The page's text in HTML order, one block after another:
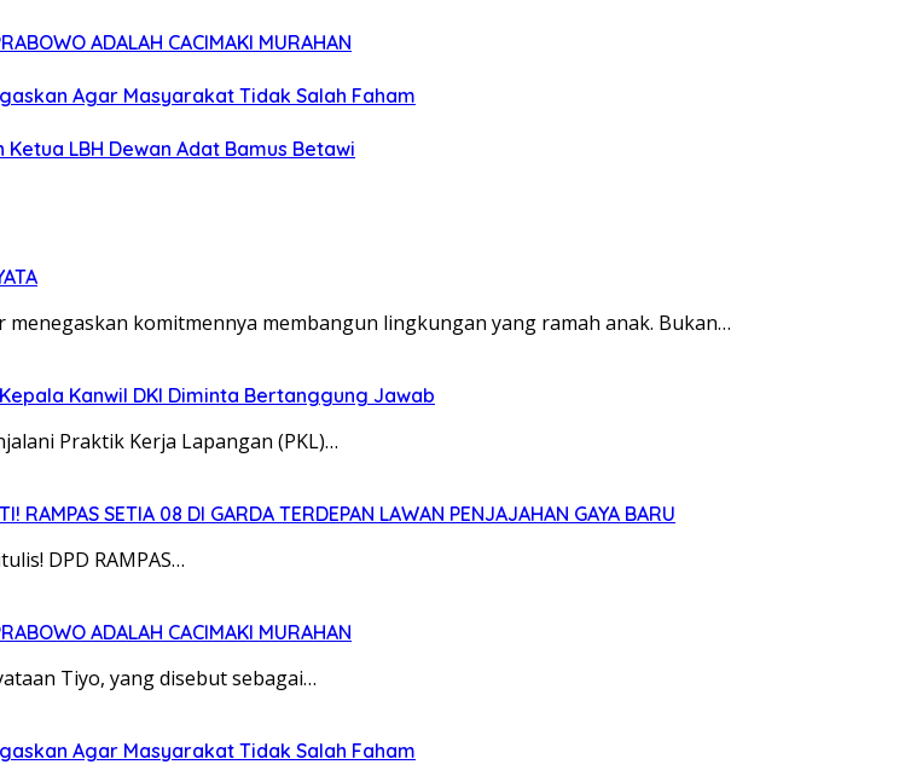
ADALAH CACIMAKI MURAHAN
Agar Masyarakat Tidak Salah Faham
LBH Dewan Adat Bamus Betawi
menegaskan komitmennya membangun lingkungan yang ramah anak. Bukan…
Kanwil DKI Diminta Bertanggung Jawab
Praktik Kerja Lapangan (PKL)…
RAMPAS SETIA 08 DI GARDA TERDEPAN LAWAN PENJAJAHAN GAYA BARU
DPD RAMPAS…
ADALAH CACIMAKI MURAHAN
Tiyo, yang disebut sebagai…
Agar Masyarakat Tidak Salah Faham